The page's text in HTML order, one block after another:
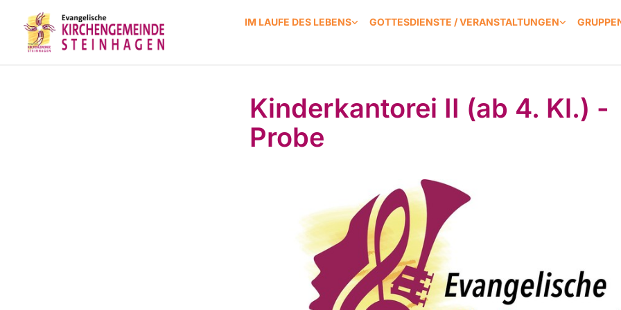
IM LAUFE DES LEBENS GOTTESDIENSTE / VERANSTALTUNGEN
Kinderkantorei II (ab 4. Kl.) -
Probe